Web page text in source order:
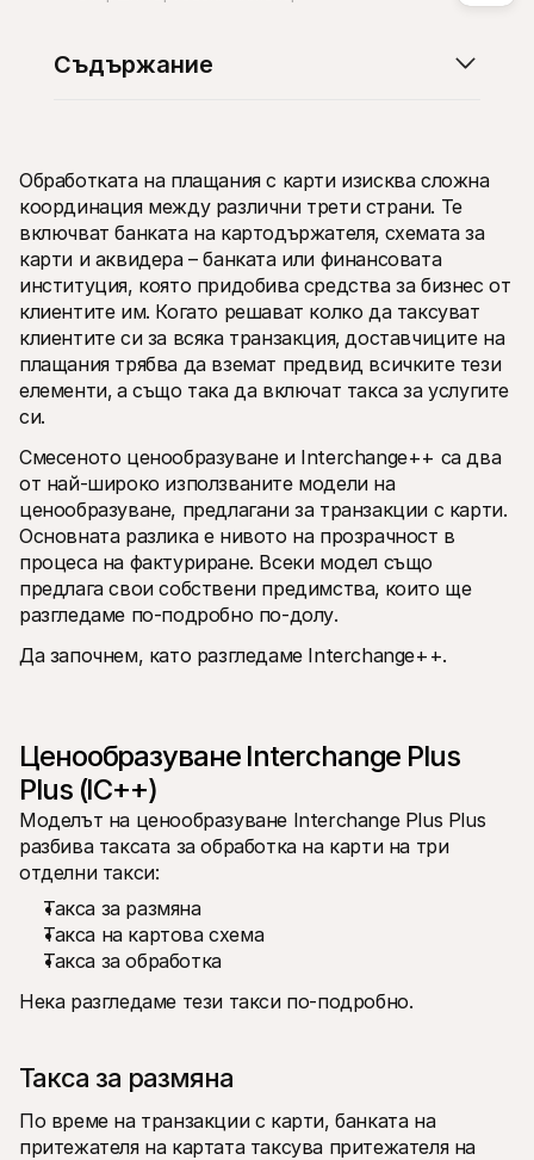
Портал за разработчици
Открийте ресурси за разработчици и актуализации
Библиотеки
Интегрирайте Mollie с готови библиотеки
Discord общност
Присъединете се към нашата общност за разработчици
За Mollie
Цени
Вижте нашите цени
За нас
Научете повече за нашата
история и ценности
Прочетете последните новини от
Mollie
Кариери
Елате да работите при нас –
наемаме!
може
Контакт
За купувачи
Разберете защо Mollie е на вашето банково извлечение
За клиентите на Mollie
Свържете се с нашия екип по клиентска поддръжка
Свържете се с отдел продажби
Открийте как можем да помогнем на вашия бизнес
Обработката на плащания с карти изисква сложна
координация между различни трети страни. Те
включват банката на картодържателя‚ схемата за
карти и аквидера – банката или финансовата
институция, която придобива средства за бизнес от
клиентите им. Когато решават колко да таксуват
клиентите си за всяка транзакция‚ доставчиците на
плащания трябва да вземат предвид всичките тези
елементи‚ а също така да включат такса за услугите
си.
Смесеното ценообразуване и Interchange++ са два
от най-широко използваните модели на
ценообразуване, предлагани за транзакции с карти.
Основната разлика е нивото на прозрачност в
процеса на фактуриране. Всеки модел също
предлага свои собствени предимства‚ които ще
разгледаме по-подробно по-долу.
Да започнем, като разгледаме Interchange++.
Ценообразуване Interchange Plus
Plus (IC++)
Моделът на ценообразуване Interchange Plus Plus
разбива таксата за обработка на карти на три
отделни такси:
Такса за размяна
Такса на картова схема
Такса за обработка
Нека разгледаме тези такси по-подробно.
Такса за размяна
По време на транзакции с карти, банката на
притежателя на картата таксува притежателя на
Съдържание